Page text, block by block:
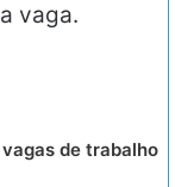
vaga.
de trabalho